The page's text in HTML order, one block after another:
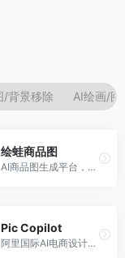
/背景移除 AI绘画/图
绘蛙商品图
AI商品图生成平台，支持模特换装和场景生成。面向电商卖家，提供商品上身效果展示、场景化商品图生成等服务，电商营销效果显著。
Pic Copilot
阿里国际AI电商设计工具，专注于跨境电商。面向跨境电商卖家，提供商品图优化、营销海报生成、多语言适配等服务，海外市场适配性强。